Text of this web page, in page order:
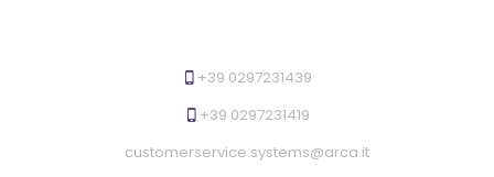
+39 0297231439
+39 0297231419
customerservice.systems@arca.it